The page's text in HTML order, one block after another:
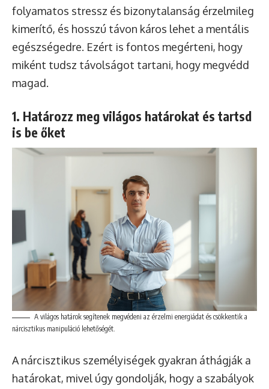
folyamatos stressz és bizonytalanság érzelmileg
kimerítő, és hosszú távon káros lehet a mentális
egészségedre. Ezért is fontos megérteni, hogy
miként tudsz távolságot tartani, hogy megvédd
magad.
1. Határozz meg világos határokat és tartsd
is be őket
A világos határok segítenek megvédeni az érzelmi energiádat és csökkentik a
nárcisztikus manipuláció lehetőségét.
A nárcisztikus személyiségek gyakran áthágják a
határokat, mivel úgy gondolják, hogy a szabályok